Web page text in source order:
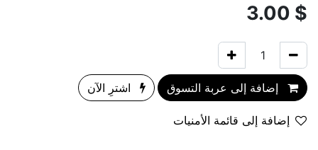
$
3.00
إضافة إلى عربة التسوق اشترِ الآن
إضافة إلى قائمة الأمنيات